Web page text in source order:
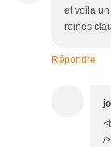
et voila
reines
Répondre
/